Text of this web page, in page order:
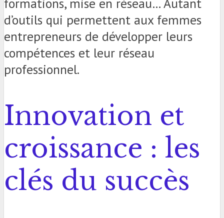
d’outils qui permettent aux femmes
entrepreneurs de développer leurs
compétences et leur réseau
professionnel.
Innovation et
croissance : les
clés du succès